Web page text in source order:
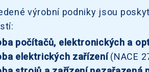
výrobní podniky jsou
počítačů, elektronických a
elektrických zařízení(NACE